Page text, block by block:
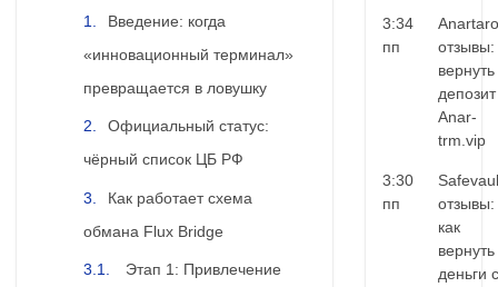
Введение: когда
«инновационный терминал»
превращается в ловушку
Официальный статус:
чёрный список ЦБ РФ
Как работает схема
обмана Flux Bridge
Этап 1: Привлечение
3:34
пп
отзывы:
вернуть
Anar-
trm.vip
3:30
пп
отзывы:
как
вернуть
деньги с